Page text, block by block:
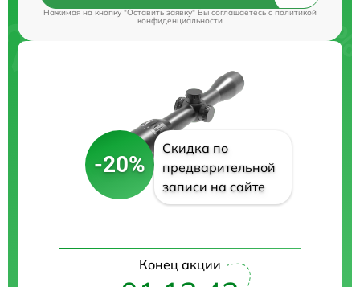
Нажимая на кнопку "Оставить заявку" Вы соглашаетесь cполитикой
конфиденциальности
-20%
Скидка по
предварительной
записи на сайте
Конец акции